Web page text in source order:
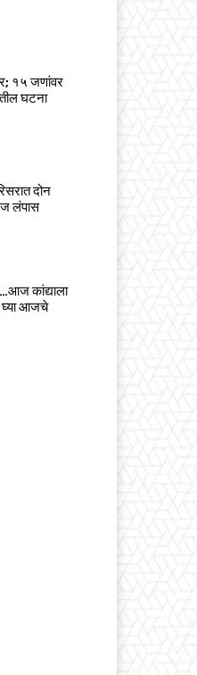
१५ जणांवर
घटना
दोन
लंपास
कांद्याला
घ्या आजचे